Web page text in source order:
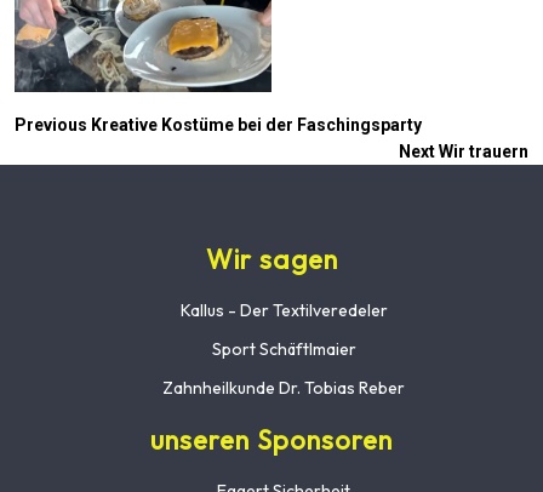
Previous Kreative Kostüme bei der Faschingsparty
NextWir trauern
Wir sagen
Kallus - Der Textilveredeler
Sport Schäftlmaier
Zahnheilkunde Dr. Tobias Reber
unseren Sponsoren